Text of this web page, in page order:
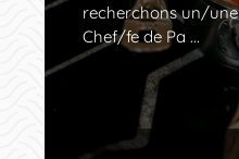
recherchons un/une
Chef/fe de Pa ...